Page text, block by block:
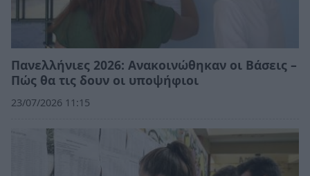
Πανελλήνιες 2026: Ανακοινώθηκαν οι Βάσεις –
Πώς θα τις δουν οι υποψήφιοι
23/07/2026 11:15